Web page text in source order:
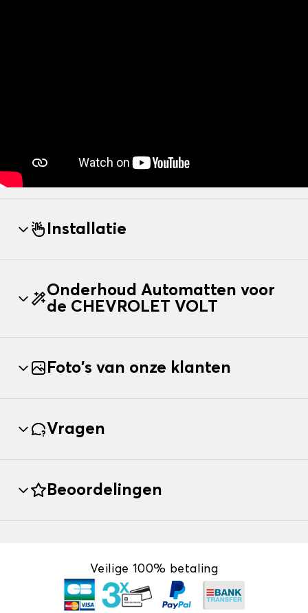
Installatie
Onderhoud Automatten voor
de CHEVROLET VOLT
Foto's van onze klanten
Vragen
Beoordelingen
Veilige 100% betaling